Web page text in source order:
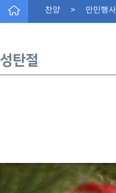
찬양 > 만민행
성탄절